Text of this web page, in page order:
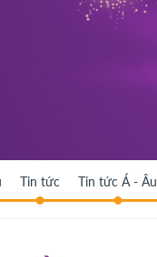
Tin tức Tin tức Á - Âu